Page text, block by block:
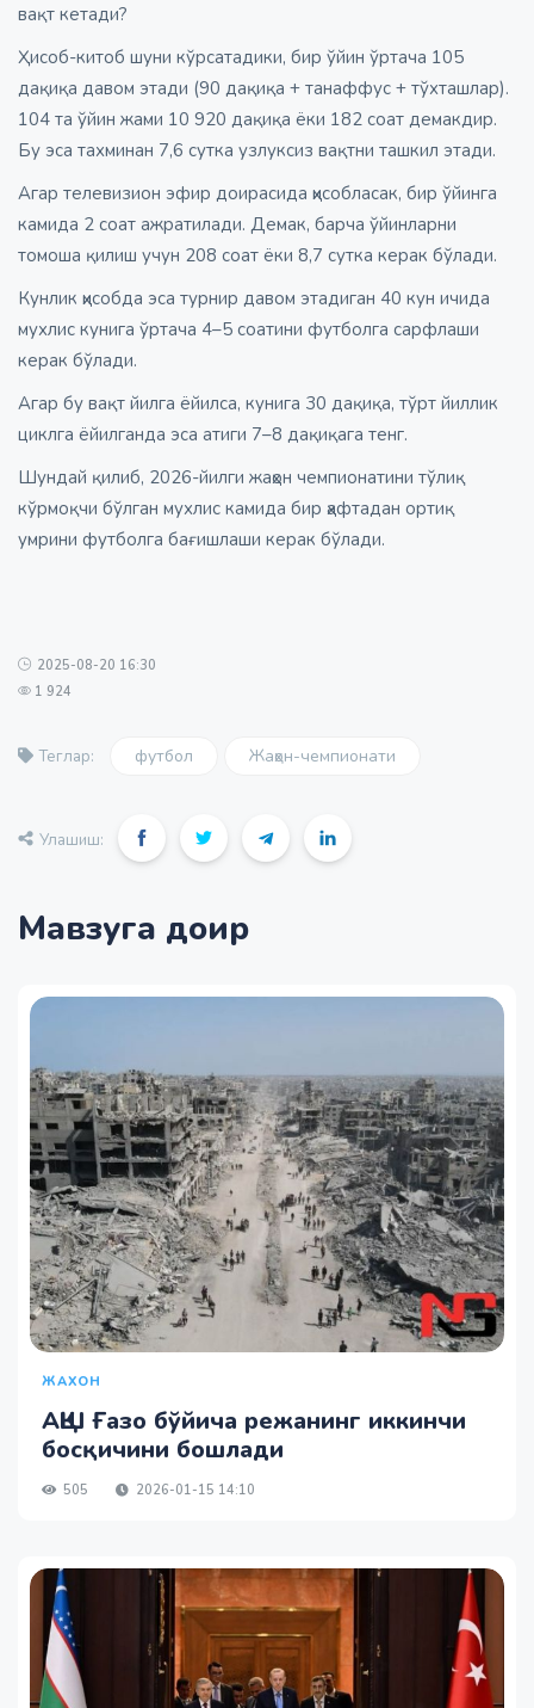
вақт кетади?
Ҳисоб-китоб шуни кўрсатадики, бир ўйин ўртача 105
дақиқа давом этади (90 дақиқа + танаффус + тўхташлар).
104 та ўйин жами 10 920 дақиқа ёки 182 соат демакдир.
Бу эса тахминан 7,6 сутка узлуксиз вақтни ташкил этади.
Агар телевизион эфир доирасида ҳисобласак, бир ўйинга
камида 2 соат ажратилади. Демак, барча ўйинларни
томоша қилиш учун 208 соат ёки 8,7 сутка керак бўлади.
Кунлик ҳисобда эса турнир давом этадиган 40 кун ичида
мухлис кунига ўртача 4–5 соатини футболга сарфлаши
керак бўлади.
Агар бу вақт йилга ёйилса, кунига 30 дақиқа, тўрт йиллик
циклга ёйилганда эса атиги 7–8 дақиқага тенг.
Шундай қилиб, 2026-йилги жаҳон чемпионатини тўлиқ
кўрмоқчи бўлган мухлис камида бир ҳафтадан ортиқ
умрини футболга бағишлаши керак бўлади.
2025-08-20 16:30
1 924
Теглар: футбол Жаҳон-чемпионати
Улашиш:
Мавзуга доир
ЖАХОН
АҚШ Ғазо бўйича режанинг иккинчи
босқичини бошлади
505 2026-01-15 14:10